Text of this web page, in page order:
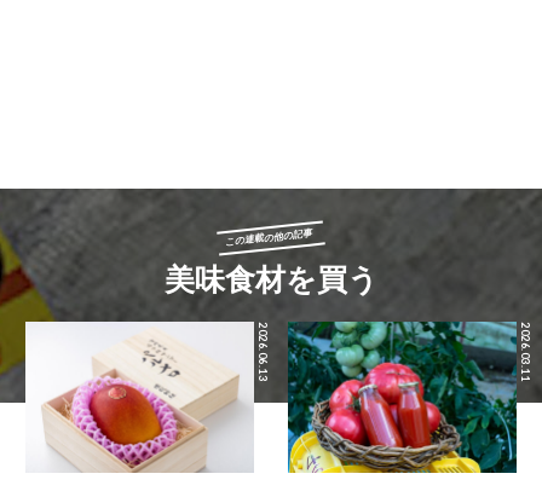
この連載の他の記事
美味食材を買う
2026.06.13 2026.03.11